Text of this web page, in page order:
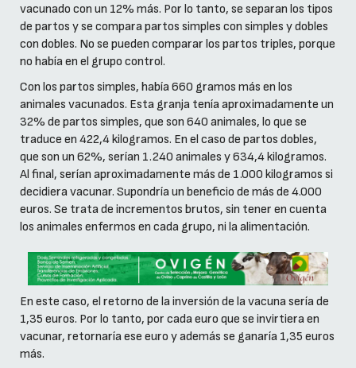
vacunado con un 12% más. Por lo tanto, se separan los tipos
de partos y se compara partos simples con simples y dobles
con dobles. No se pueden comparar los partos triples, porque
no había en el grupo control.
Con los partos simples, había 660 gramos más en los
animales vacunados. Esta granja tenía aproximadamente un
32% de partos simples, que son 640 animales, lo que se
traduce en 422,4 kilogramos. En el caso de partos dobles,
que son un 62%, serían 1.240 animales y 634,4 kilogramos.
Al final, serían aproximadamente más de 1.000 kilogramos si
decidiera vacunar. Supondría un beneficio de más de 4.000
euros. Se trata de incrementos brutos, sin tener en cuenta
los animales enfermos en cada grupo, ni la alimentación.
En este caso, el retorno de la inversión de la vacuna sería de
1,35 euros. Por lo tanto, por cada euro que se invirtiera en
vacunar, retornaría ese euro y además se ganaría 1,35 euros
más.